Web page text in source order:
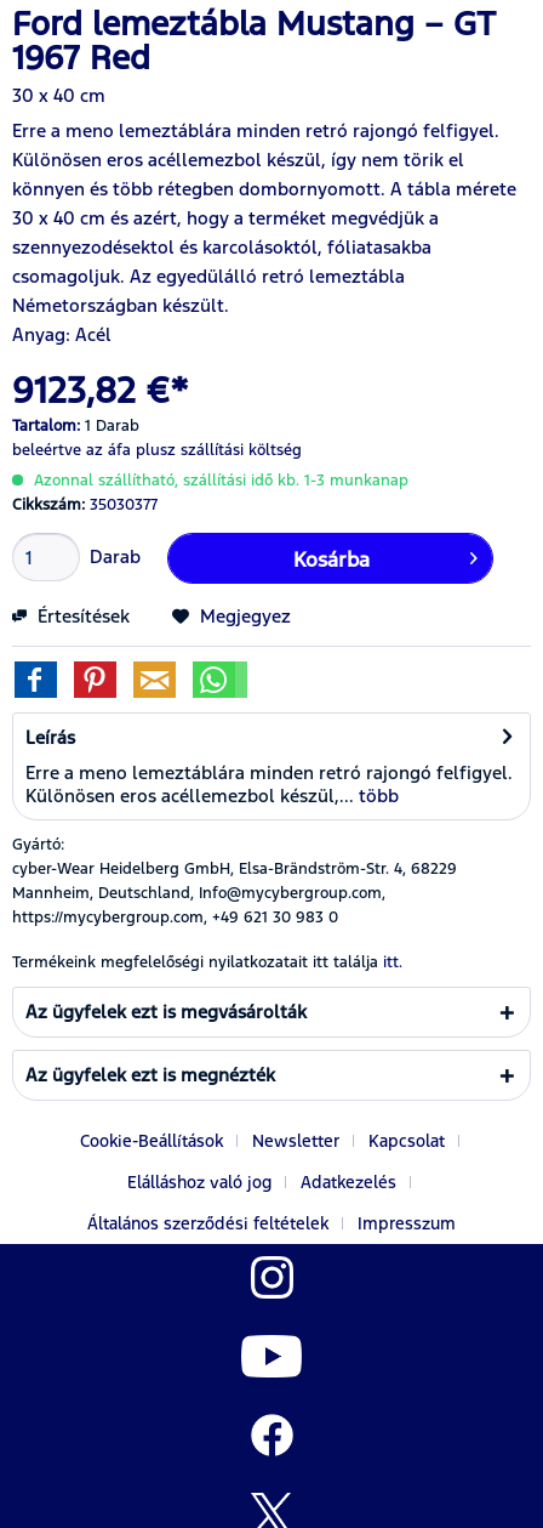
Ford lemeztábla Mustang – GT
1967 Red
30 x 40 cm
Erre a meno lemeztáblára minden retró rajongó felfigyel.
Különösen eros acéllemezbol készül, így nem törik el
könnyen és több rétegben dombornyomott. A tábla mérete
30 x 40 cm és azért, hogy a terméket megvédjük a
szennyezodésektol és karcolásoktól, fóliatasakba
csomagoljuk. Az egyedülálló retró lemeztábla
Németországban készült.
Anyag: Acél
9123,82 €*
Tartalom: 1 Darab
beleértve az áfa plusz szállítási költség
Azonnal szállítható, szállítási idő kb. 1-3 munkanap
Cikkszám: 35030377
Darab Kosárba
Értesítések Megjegyez
Leírás
Erre a meno lemeztáblára minden retró rajongó felfigyel.
Különösen eros acéllemezbol készül,... több
Gyártó:
cyber-Wear Heidelberg GmbH, Elsa-Brändström-Str. 4, 68229
Mannheim, Deutschland, Info@mycybergroup.com,
https://mycybergroup.com, +49 621 30 983 0
Termékeink megfelelőségi nyilatkozatait itt találja itt.
Az ügyfelek ezt is megvásárolták
Az ügyfelek ezt is megnézték
Cookie-Beállítások Newsletter
Kapcsolat
Elálláshoz való jog
Adatkezelés
Általános szerződési feltételek
Impresszum